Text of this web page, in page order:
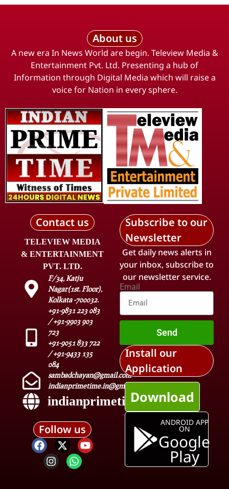
About us
A new era In News World are begin. Teleview Media &
Entertainment Pvt. Ltd. Presenting a hub of
Information through Digital Media which will raise a
voice for Nation in every sphere.
Contact us
TELEVIEW MEDIA
& ENTERTAINMENT
PVT. LTD.
F/34, Katju
Nagar(1st. Floor),
Kolkata -700032.
+91-9831 223 083
/ +91-9903 903
723
+91-9051 833 722
/ +91-9433 135
084
sambadchayan@gmail.com
indianprimetime.in@gmail.com
indianprimetime.in
Follow us
Subscribe to our
Newsletter
Get daily news alerts in
your inbox, subscribe to
our newsletter service.
Email
Send
Install our
Application
Download
ANDROID APP
ON
Google
Play